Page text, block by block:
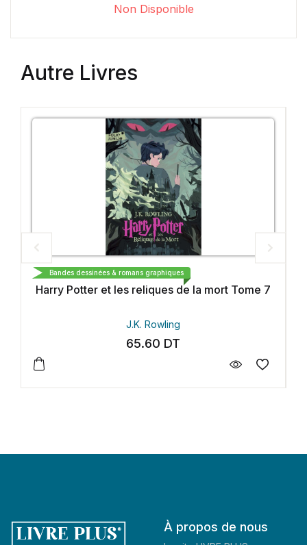
Non Disponible
Autre Livres
GALLIMARD
Harry Potter et les reliques de la mort Tome 7
J.K. Rowling
65.60 DT
Bandes dessinées & romans graphiques
À propos de nous